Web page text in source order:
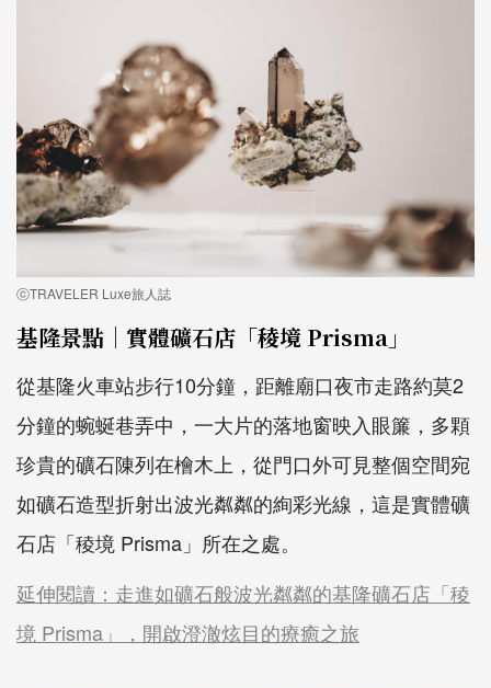
ⓒTRAVELER Luxe旅人誌
基隆景點｜實體礦石店「稜境 Prisma」
從基隆火車站步行10分鐘，距離廟口夜市走路約莫2
分鐘的蜿蜒巷弄中，一大片的落地窗映入眼簾，多顆
珍貴的礦石陳列在檜木上，從門口外可見整個空間宛
如礦石造型折射出波光粼粼的絢彩光線，這是實體礦
石店「稜境 Prisma」所在之處。
延伸閱讀：走進如礦石般波光粼粼的基隆礦石店「稜
境 Prisma」，開啟澄澈炫目的療癒之旅